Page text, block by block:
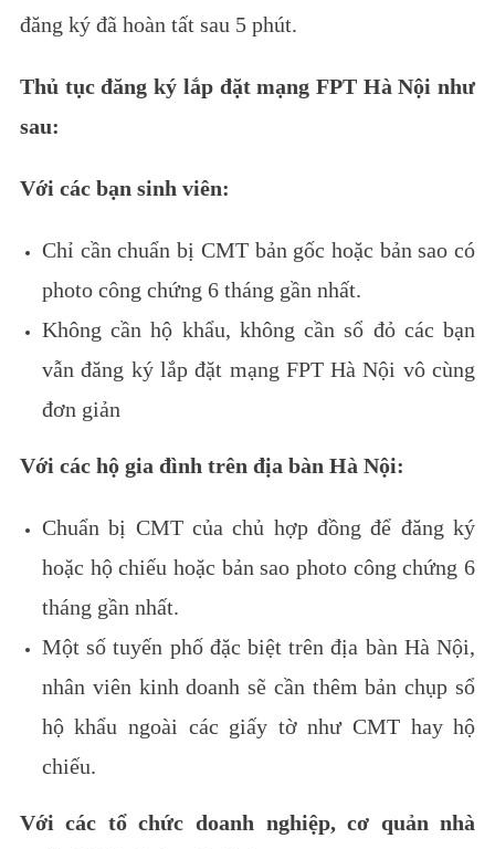
đăng ký đã hoàn tất sau 5 phút.
Thủ tục đăng ký lắp đặt mạng FPT Hà Nội như
sau:
Với các bạn sinh viên:
Chỉ cần chuẩn bị CMT bản gốc hoặc bản sao có
photo công chứng 6 tháng gần nhất.
Không cần hộ khẩu, không cần sổ đỏ các bạn
vẫn đăng ký lắp đặt mạng FPT Hà Nội vô cùng
đơn giản
Với các hộ gia đình trên địa bàn Hà Nội:
Chuẩn bị CMT của chủ hợp đồng để đăng ký
hoặc hộ chiếu hoặc bản sao photo công chứng 6
tháng gần nhất.
Một số tuyến phố đặc biệt trên địa bàn Hà Nội,
nhân viên kinh doanh sẽ cần thêm bản chụp sổ
hộ khẩu ngoài các giấy tờ như CMT hay hộ
chiếu.
Với các tổ chức doanh nghiệp, cơ quản nhà